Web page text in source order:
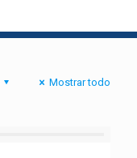
Mostrar todo